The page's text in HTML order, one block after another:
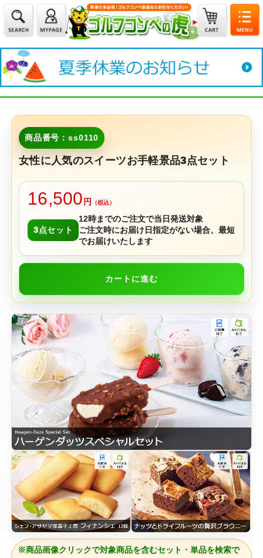
商品番号：ss0110
女性に人気のスイーツお手軽景品3点セット
16,500 円 （税込）
3点セット
12時までのご注文で当日発送対象
ご注文時にお届け日指定がない場合、最短
でお届けいたします
カートに進む
※商品画像クリックで対象商品を含むセット・単品を検索で